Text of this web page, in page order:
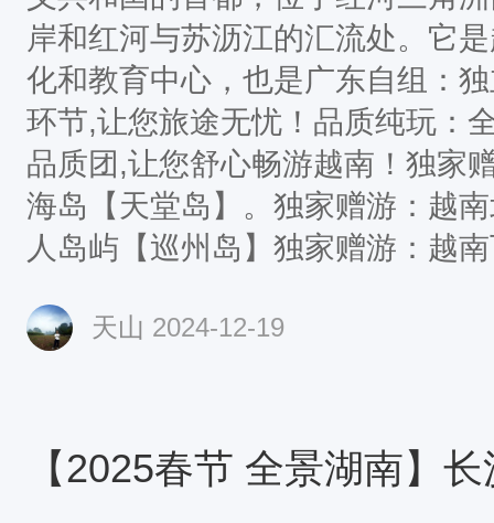
岸和红河与苏沥江的汇流处。它
化和教育中心，也是广东自组：
环节,让您旅途无忧！品质纯玩：
品质团,让您舒心畅游越南！独家
海岛【天堂岛】。独家赠游：越
人岛屿【巡州岛】独家赠游：越
【东兴口岸】出，【友谊关口岸
排，车次没有时间要求，报名时
一安排中午出发的车次（时间段
天山 2024-12-19